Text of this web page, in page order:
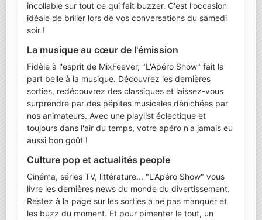
incollable sur tout ce qui fait buzzer. C'est l'occasion
idéale de briller lors de vos conversations du samedi
soir !
La musique au cœur de l'émission
Fidèle à l'esprit de MixFeever, "L'Apéro Show" fait la
part belle à la musique. Découvrez les dernières
sorties, redécouvrez des classiques et laissez-vous
surprendre par des pépites musicales dénichées par
nos animateurs. Avec une playlist éclectique et
toujours dans l'air du temps, votre apéro n'a jamais eu
aussi bon goût !
Culture pop et actualités people
Cinéma, séries TV, littérature... "L'Apéro Show" vous
livre les dernières news du monde du divertissement.
Restez à la page sur les sorties à ne pas manquer et
les buzz du moment. Et pour pimenter le tout, un